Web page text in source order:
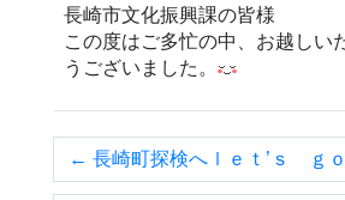
長崎市文化振興課の皆様
この度はご多忙の中、お越しい
うございました。
← 長崎町探検へｌｅｔ’ｓ ｇｏ